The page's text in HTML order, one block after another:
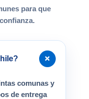
para que
+
comunas y
de entrega